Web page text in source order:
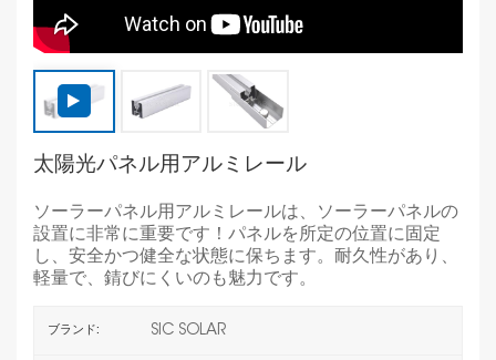
太陽光パネル用アルミレール
ソーラーパネル用アルミレールは、ソーラーパネルの
設置に非常に重要です！パネルを所定の位置に固定
し、安全かつ健全な状態に保ちます。耐久性があり、
軽量で、錆びにくいのも魅力です。
ブランド: SIC SOLAR